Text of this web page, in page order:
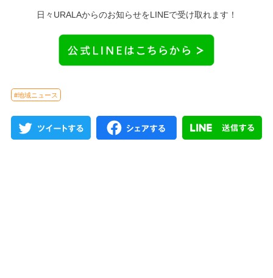
日々URALAからのお知らせをLINEで受け取れます！
#地域ニュース